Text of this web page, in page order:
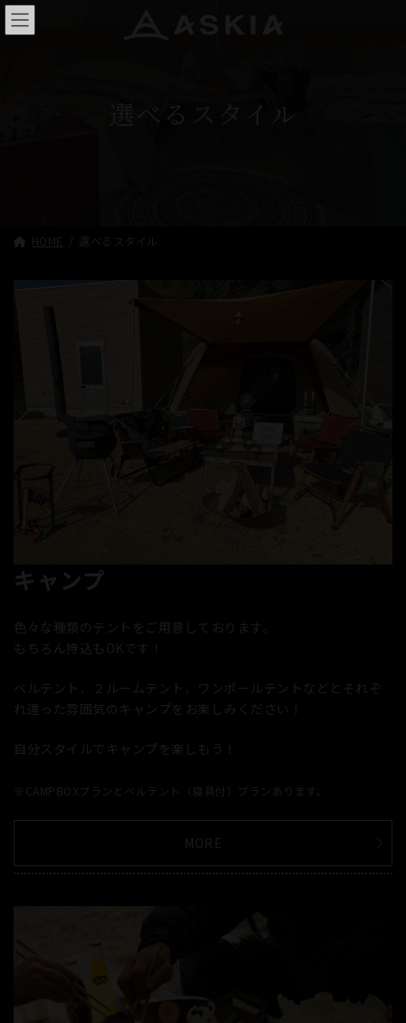
コ
ン
ナ
ビ
選べるスタイル
HOME 選べるスタイル
キャンプ
色々な種類のテントをご用意しております。
もちろん持込もOKです！
ベルテント、２ルームテント、ワンポールテントなどとそれぞ
れ違った雰囲気のキャンプをお楽しみください！
自分スタイルでキャンプを楽しもう！
※CAMPBOXプランとベルテント（寝具付）プランあります。
MORE